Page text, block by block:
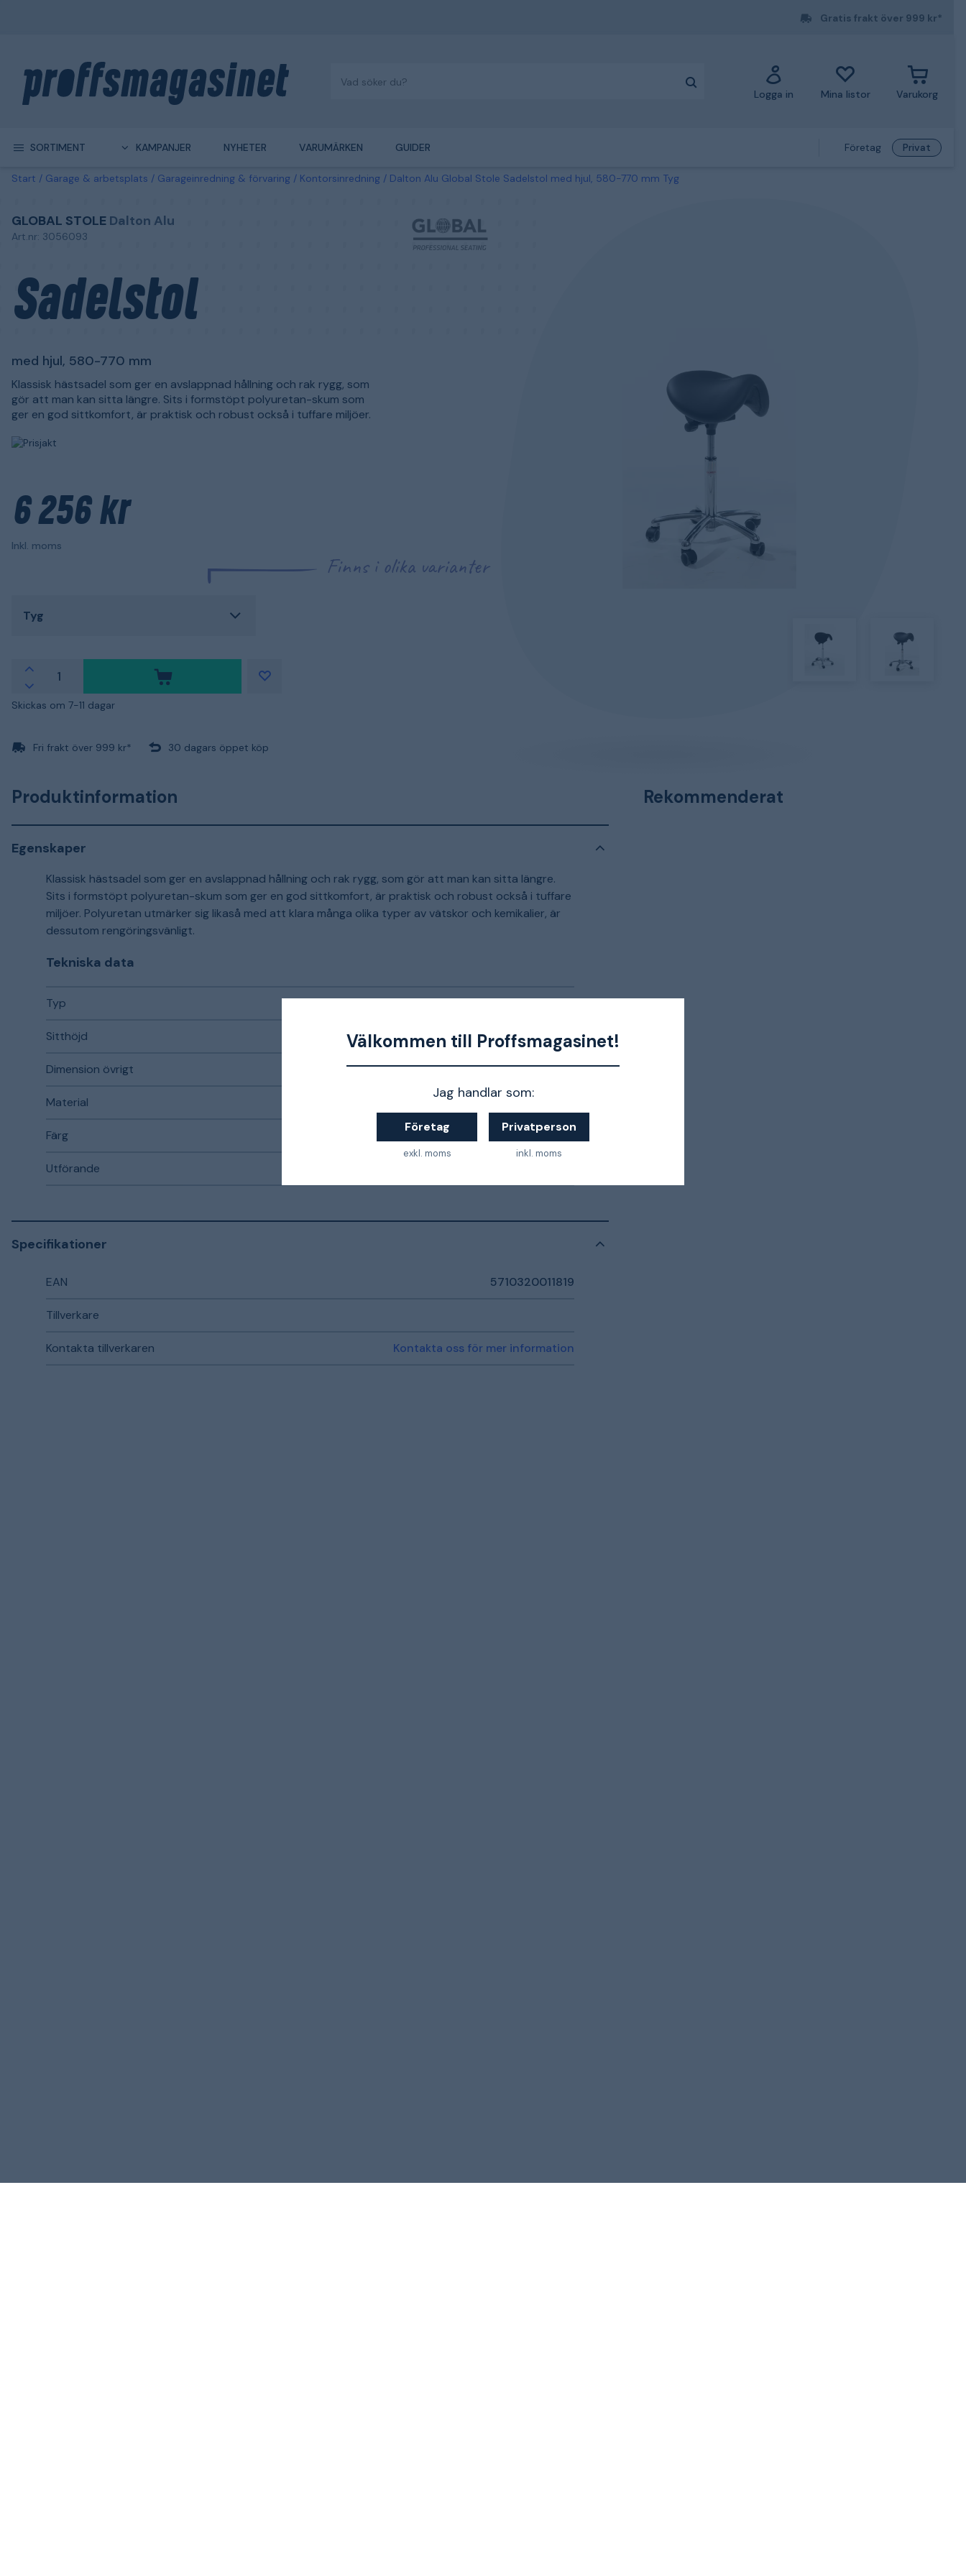
Välkommen till Proffsmagasinet!
Jag handlar som:
Företag
exkl. moms
Privatperson
inkl. moms
Gratis frakt över 999 kr*
Logga in Mina listor Varukorg
SORTIMENT KAMPANJER NYHETER VARUMÄRKEN GUIDER Företag Privat
Start Garage & arbetsplats Garageinredning & förvaring Kontorsinredning Dalton Alu Global Stole Sadelstol med hjul, 580-770 mm Tyg
GLOBAL STOLE Dalton Alu
Art.nr: 3056093
Sadelstol
med hjul, 580-770 mm
Klassisk hästsadel som ger en avslappnad hållning och rak rygg, som
gör att man kan sitta längre. Sits i formstöpt polyuretan-skum som
ger en god sittkomfort, är praktisk och robust också i tuffare miljöer.
6 256 kr
Inkl. moms
Finns i olika varianter
Tyg
Skickas om 7-11 dagar
Fri frakt över 999 kr* 30 dagars öppet köp
Produktinformation
Egenskaper
Klassisk hästsadel som ger en avslappnad hållning och rak rygg, som gör att man kan sitta längre.
Sits i formstöpt polyuretan-skum som ger en god sittkomfort, är praktisk och robust också i tuffare
miljöer. Polyuretan utmärker sig likaså med att klara många olika typer av vätskor och kemikalier, är
dessutom rengöringsvänligt.
Tekniska data
Typ Dalton Alu med hjul
Sitthöjd 58-77 cm
Dimension övrigt Sitsens mått 44x35cm
Material
Färg Svart
Utförande
Specifikationer
EAN 5710320011819
Tillverkare
Kontakta tillverkaren Kontakta oss för mer information
Rekommenderat